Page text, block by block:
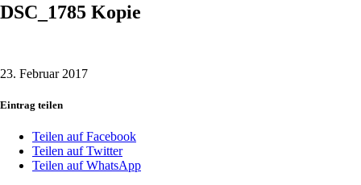
DSC_1785 Kopie
23. Februar 2017
Eintrag teilen
Teilen auf Facebook
Teilen auf Twitter
Teilen auf WhatsApp